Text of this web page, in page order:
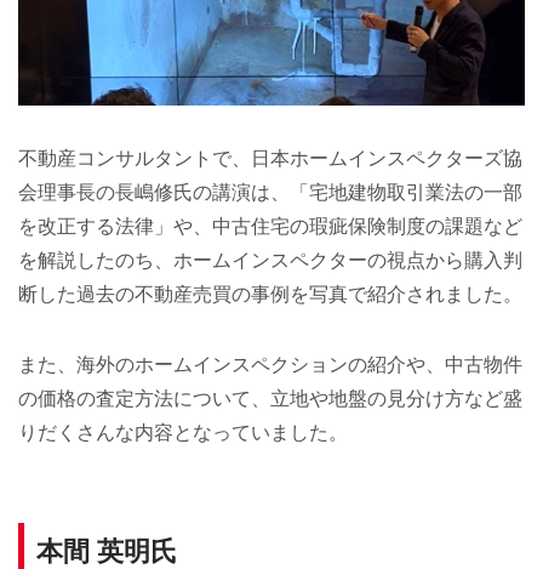
不動産コンサルタントで、日本ホームインスペクターズ協
会理事長の長嶋修氏の講演は、「宅地建物取引業法の一部
を改正する法律」や、中古住宅の瑕疵保険制度の課題など
を解説したのち、ホームインスペクターの視点から購入判
断した過去の不動産売買の事例を写真で紹介されました。
また、海外のホームインスペクションの紹介や、中古物件
の価格の査定方法について、立地や地盤の見分け方など盛
りだくさんな内容となっていました。
本間 英明氏